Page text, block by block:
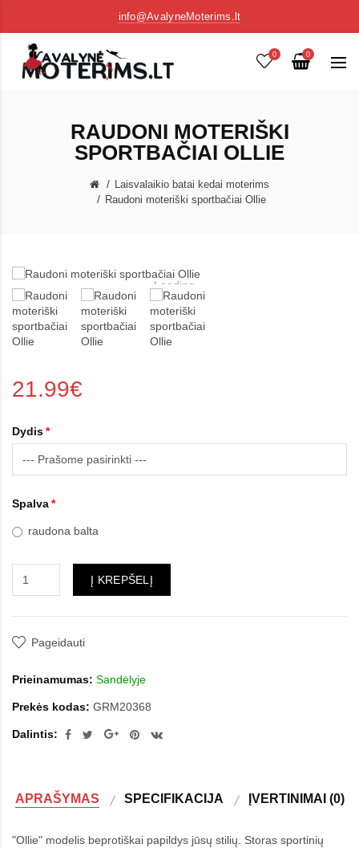
info@AvalyneMoterims.lt
0 0
RAUDONI MOTERIŠKI
SPORTBAČIAI OLLIE
Laisvalaikio batai kedai moterims
Raudoni moteriški sportbačiai Ollie
Loading...
21.99€
Dydis
Spalva
raudona balta
Į KREPŠELĮ
Pageidauti
Prieinamumas: Sandėlyje
Prekės kodas: GRM20368
Dalintis:
APRAŠYMAS SPECIFIKACIJA ĮVERTINIMAI (0)
"Ollie" modelis beprotiškai papildys jūsų stilių. Storas sportinių